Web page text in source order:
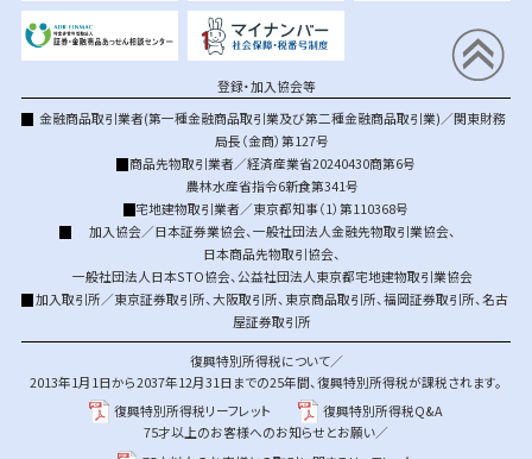
登録・加入協会等
金融商品取引業者(第一種金融商品取引業及び第二種金融商品取引業)／関東財務
局長（金商）第127号
商品先物取引業者／経済産業省20240430商第6号
農林水産省指令6新食第341号
宅地建物取引業者／東京都知事（1）第110368号
加入協会／日本証券業協会、一般社団法人金融先物取引業協会、
日本商品先物取引協会、
一般社団法人日本STO協会、公益社団法人東京都宅地建物取引業協会
加入取引所／東京証券取引所、大阪取引所、 東京商品取引所、福岡証券取引所、名古
屋証券取引所
復興特別所得税について／
2013年1月1日から2037年12月31日までの25年間、復興特別所得税が課税されます。
復興特別所得税リーフレット
復興特別所得税Q&A
75才以上のお客様へのお知らせとお願い／